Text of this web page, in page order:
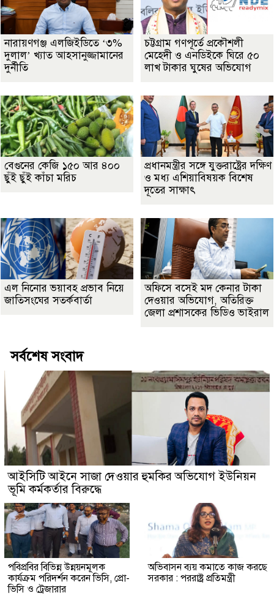
নারায়ণগঞ্জ এলজিইডিতে ‘৩%
দুলাল’ খ্যাত আহসানুজ্জামানের
দুর্নীতি
চট্টগ্রাম গণপূর্তে প্রকৌশলী
মেহেদী ও এনডিইকে ঘিরে ৫০
লাখ টাকার ঘুষের অভিযোগ
বেগুনের কেজি ১৫০ আর ৪০০
ছুঁই ছুঁই কাঁচা মরিচ
প্রধানমন্ত্রীর সঙ্গে যুক্তরাষ্ট্রের দক্ষিণ
ও মধ্য এশিয়াবিষয়ক বিশেষ
দূতের সাক্ষাৎ
এল নিনোর ভয়াবহ প্রভাব নিয়ে
জাতিসংঘের সতর্কবার্তা
অফিসে বসেই মদ কেনার টাকা
দেওয়ার অভিযোগ, অতিরিক্ত
জেলা প্রশাসকের ভিডিও ভাইরাল
সর্বশেষ সংবাদ
আইসিটি আইনে সাজা দেওয়ার হুমকির অভিযোগ ইউনিয়ন
ভূমি কর্মকর্তার বিরুদ্ধে
পবিপ্রবির বিভিন্ন উন্নয়নমূলক
কার্যক্রম পরিদর্শন করেন ভিসি, প্রো-
ভিসি ও ট্রেজারার
অভিবাসন ব্যয় কমা‌তে কাজ কর‌ছে
সরকার : পররাষ্ট্র প্রতিমন্ত্রী